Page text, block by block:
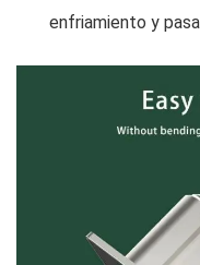
enfriamiento y